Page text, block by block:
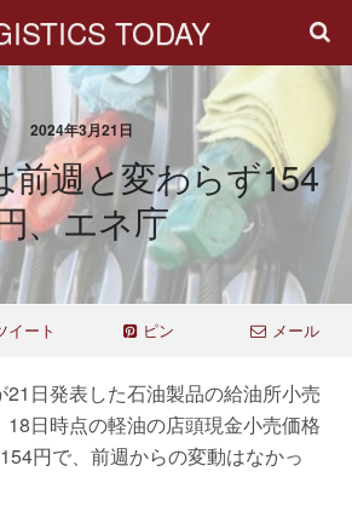
TODAY
2024年3月21日
前週と変わらず154
、エネ庁
イート ピン メール
21日発表した石油製品の給油所小売
日時点の軽油の店頭現金小売価格
円で、前週からの変動はなかっ